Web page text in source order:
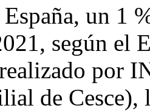
España, un 1
según el
por
de